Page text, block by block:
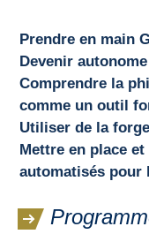
Prendre en main
Devenir
Comprendre la
comme un outil
Utiliser de la
Mettre en place
automatisés pour